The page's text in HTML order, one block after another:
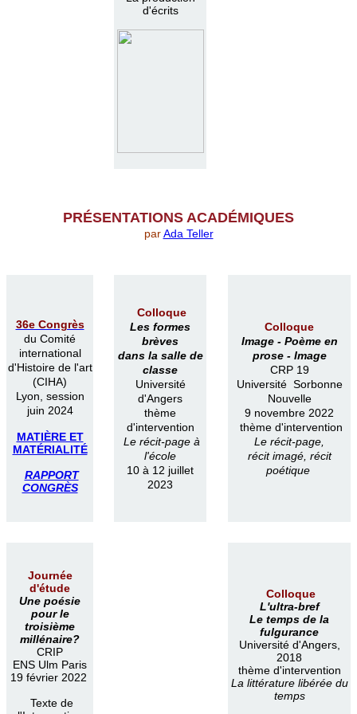
d'écrits
PRÉSENTATIONS ACADÉMIQUES
parAda Teller
36e Congrès
du Comité
international
d'Histoire de l'art
(CIHA)
Lyon, session
juin 2024
MATIÈRE ET
MATÉRIALITÉ
RAPPORT
CONGRÈS
Colloque
Les formes
brèves
dans la salle de
classe
Université
d'Angers
thème
d'intervention
Le récit-page à
l'école
10 à 12 juillet
2023
Colloque
Image - Poème en
prose - Image
CRP 19
Université Sorbonne
Nouvelle
9 novembre 2022
thème d'intervention
Le récit-page,
récit imagé, récit
poétique
Journée
d'étude
Une poésie
pour le
troisième
millénaire?
CRIP
ENS Ulm Paris
19 février 2022
Texte de
Colloque
L'ultra-bref
Le temps de la
fulgurance
Université d'Angers,
2018
thème d'intervention
La littérature libérée du
temps